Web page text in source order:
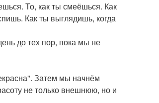
То, как ты смеёшься. Как
Как ты выглядишь, когда
до тех пор, пока мы не
Затем мы начнём
не только внешнюю, но и